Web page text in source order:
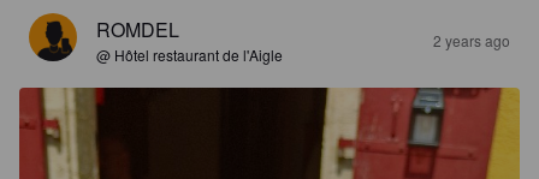
ROMDEL
@ Hôtel restaurant de l'Aigle
2 years ago